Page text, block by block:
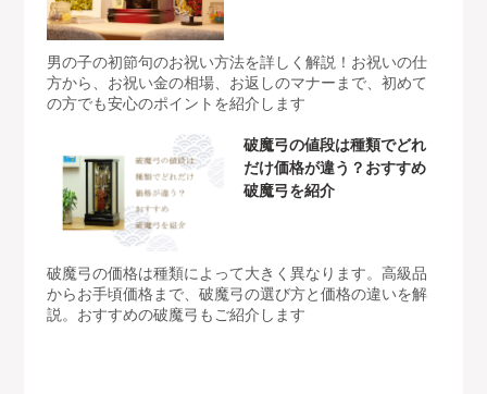
男の子の初節句のお祝い方法を詳しく解説！お祝いの仕
方から、お祝い金の相場、お返しのマナーまで、初めて
の方でも安心のポイントを紹介します
破魔弓の値段は種類でどれ
だけ価格が違う？おすすめ
破魔弓を紹介
破魔弓の価格は種類によって大きく異なります。高級品
からお手頃価格まで、破魔弓の選び方と価格の違いを解
説。おすすめの破魔弓もご紹介します